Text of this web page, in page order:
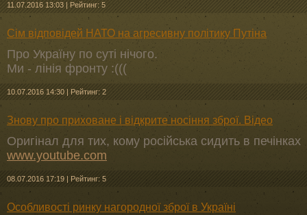
11.07.2016 13:03 | Рейтинг: 5
Сім відповідей НАТО на агресивну політику Путіна
Про Україну по суті нічого.
Ми - лінія фронту :(((
10.07.2016 14:30 | Рейтинг: 2
Знову про приховане і відкрите носіння зброї. Відео
Оригінал для тих, кому російська сидить в печінках
www.youtube.com
08.07.2016 17:19 | Рейтинг: 5
Особливості ринку нагородної зброї в Україні